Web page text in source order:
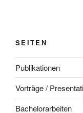
SEITEN
Publikationen
Vorträge /
Bachelorarbeiten